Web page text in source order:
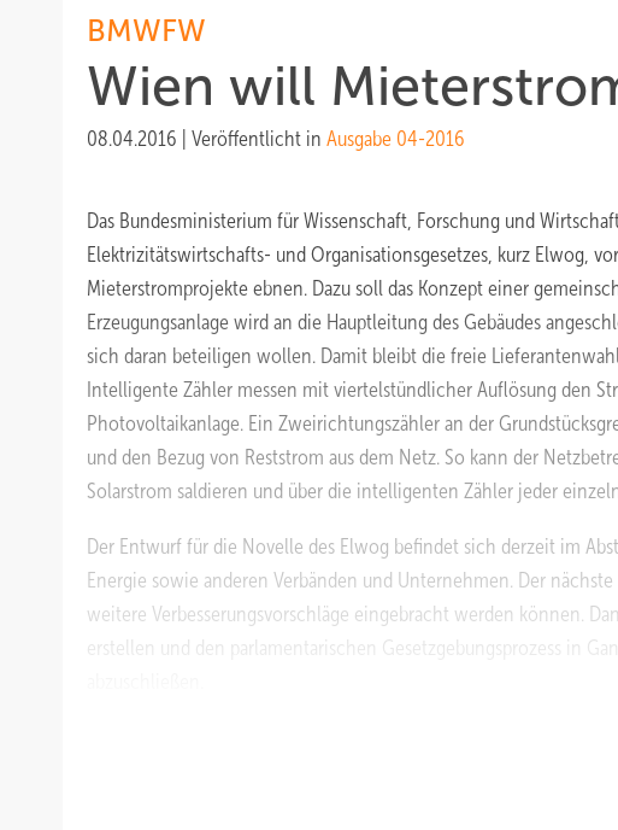
BMWFW
Wien will
08.04.2016 Veröffentlicht in Ausgabe 04-2016
Das Bundesministerium für Wissenschaft, Forschung und
Elektrizitätswirtschafts- und Organisationsgesetzes, kurz Elwog,
Mieterstromprojekte ebnen. Dazu soll das Konzept einer
Erzeugungsanlage wird an die Hauptleitung des Gebäudes
sich daran beteiligen wollen. Damit bleibt die freie
Intelligente Zähler messen mit viertelstündlicher Auflösung den
Photovoltaikanlage. Ein Zweirichtungszähler an der
und den Bezug von Reststrom aus dem Netz. So kann der
Solarstrom saldieren und über die intelligenten Zähler jeder
Der Entwurf für die Novelle des Elwog befindet sich derzeit im
Energie sowie anderen Verbänden und Unternehmen. Der
weitere Verbesserungsvorschläge eingebracht werden können.
erstellen und den parlamentarischen Gesetzgebungsprozess in